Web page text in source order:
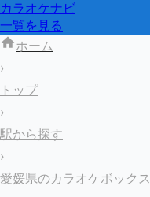
カラオケナビ
一覧を見る
ホーム
›
トップ
›
駅から探す
›
愛媛県のカラオケボックス